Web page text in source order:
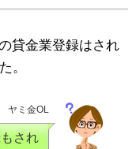
貸金業登録はされ
。
ヤミ金OL
され